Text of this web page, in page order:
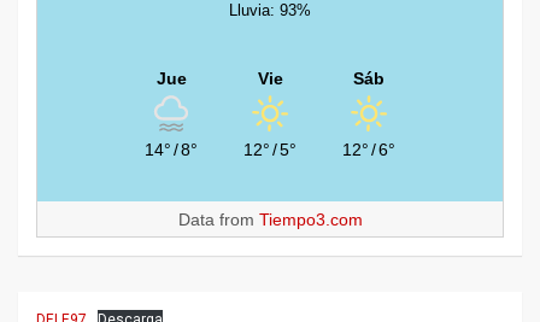
Lluvia: 93%
Jue
14°/8°
Vie
12°/5°
Sáb
12°/6°
Data from Tiempo3.com